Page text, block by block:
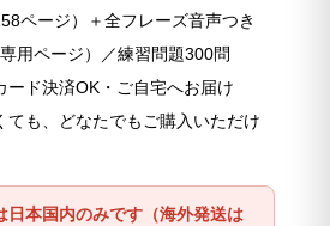
ページ）＋全フレーズ音声つき
用ページ）／練習問題300問
ード決済OK・ご自宅へお届け
ても、どなたでもご購入いただけ
本国内のみです（海外発送は